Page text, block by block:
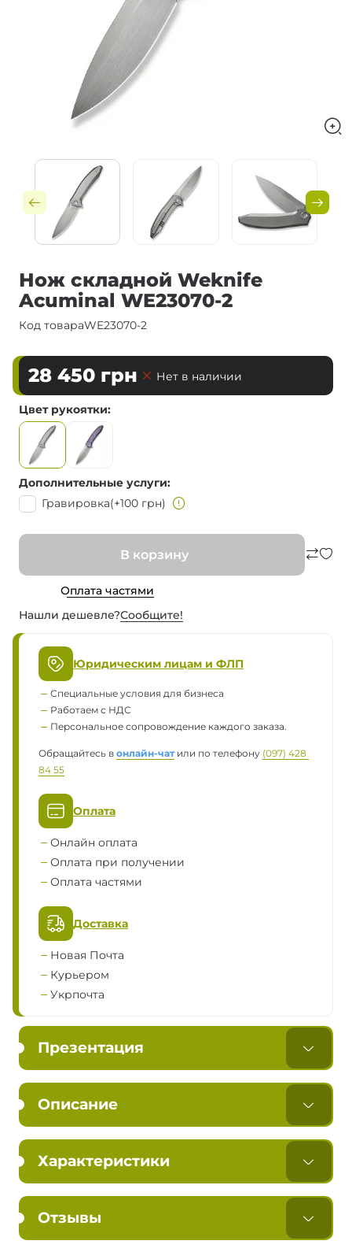
Нож складной Weknife
Acuminal WE23070-2
Код товараWE23070-2
28 450 грн Нет в наличии
Цвет рукоятки
Дополнительные услуги
Гравировка(+100 грн)
В корзину
Оплата частями
Нашли дешевле?Сообщите!
Юридическим лицам и ФЛП
Специальные условия для бизнеса
Работаем с НДС
Персональное сопровождение каждого заказа.
Обращайтесь в онлайн-чатили по телефону (097) 428
84 55
Оплата
Онлайн оплата
Оплата при получении
Оплата частями
Доставка
Новая Почта
Курьером
Укрпочта
Презентация
Описание
Характеристики
Отзывы